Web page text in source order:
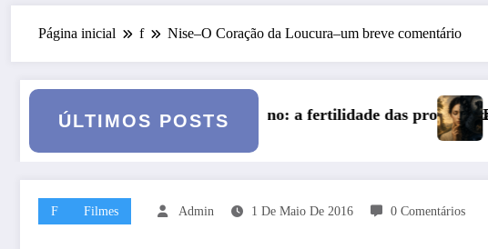
Página inicial f Nise–O Coração da Loucura–um breve comentário
ÚLTIMOS POSTS
fertilidade das profundezasEntre o Falso e o Não Vivido: trauma,
F Filmes Admin 1 De Maio De 2016 0 Comentários